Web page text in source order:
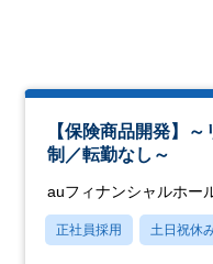
【保険商品開発】
制／転勤なし～
auフィナンシャルホー
正社員採用 土日祝休